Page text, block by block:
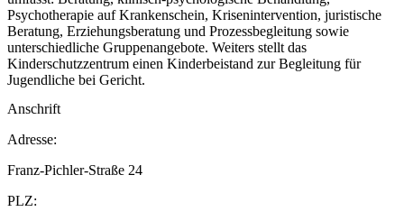
Psychotherapie auf Krankenschein, Krisenintervention, juristische
Beratung, Erziehungsberatung und Prozessbegleitung sowie
unterschiedliche Gruppenangebote. Weiters stellt das
Kinderschutzzentrum einen Kinderbeistand zur Begleitung für
Jugendliche bei Gericht.
Anschrift
Adresse:
Franz-Pichler-Straße 24
PLZ: